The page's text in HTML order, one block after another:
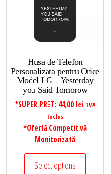
Husa de Telefon
Personalizata pentru Orice
Model LG – Yesterday
you Said Tomorow
*SUPER PRET: 44,00 lei TVA
Inclus
*Ofertă Competitivă
Monitorizată
Select options